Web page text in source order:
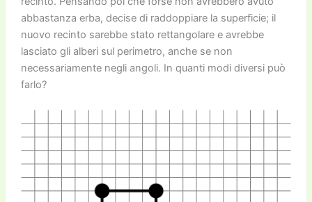
abbastanza erba, decise di raddoppiare la superficie; il
nuovo recinto sarebbe stato rettangolare e avrebbe
lasciato gli alberi sul perimetro, anche se non
necessariamente negli angoli. In quanti modi diversi può
farlo?